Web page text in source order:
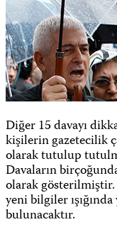
Diğer 15 davayı
kişilerin gazetecilik
olarak tutulup
Davaların
olarak gösterilmiştir.
yeni bilgiler
bulunacaktır.